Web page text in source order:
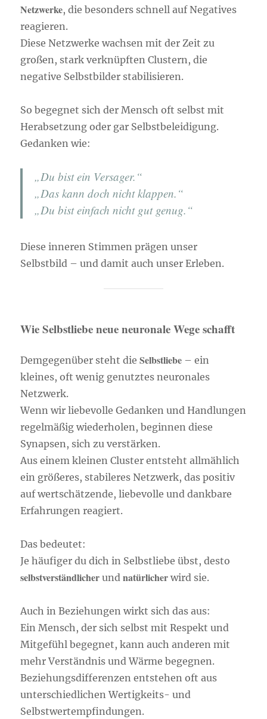
Netzwerke, die besonders schnell auf Negatives
reagieren.
Diese Netzwerke wachsen mit der Zeit zu
großen, stark verknüpften Clustern, die
negative Selbstbilder stabilisieren.
So begegnet sich der Mensch oft selbst mit
Herabsetzung oder gar Selbstbeleidigung.
Gedanken wie:
„Du bist ein Versager.“
„Das kann doch nicht klappen.“
„Du bist einfach nicht gut genug.“
Diese inneren Stimmen prägen unser
Selbstbild – und damit auch unser Erleben.
Wie Selbstliebe neue neuronale Wege schafft
Demgegenüber steht dieSelbstliebe – ein
kleines, oft wenig genutztes neuronales
Netzwerk.
Wenn wir liebevolle Gedanken und Handlungen
regelmäßig wiederholen, beginnen diese
Synapsen, sich zu verstärken.
Aus einem kleinen Cluster entsteht allmählich
ein größeres, stabileres Netzwerk, das positiv
auf wertschätzende, liebevolle und dankbare
Erfahrungen reagiert.
Das bedeutet:
Je häufiger du dich in Selbstliebe übst, desto
selbstverständlicher undnatürlicher wird sie.
Auch in Beziehungen wirkt sich das aus:
Ein Mensch, der sich selbst mit Respekt und
Mitgefühl begegnet, kann auch anderen mit
mehr Verständnis und Wärme begegnen.
Beziehungsdifferenzen entstehen oft aus
unterschiedlichen Wertigkeits- und
Selbstwertempfindungen.